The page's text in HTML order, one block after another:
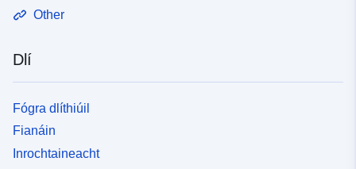
Other
Dlí
Fógra dlíthiúil
Fianáin
Inrochtaineacht